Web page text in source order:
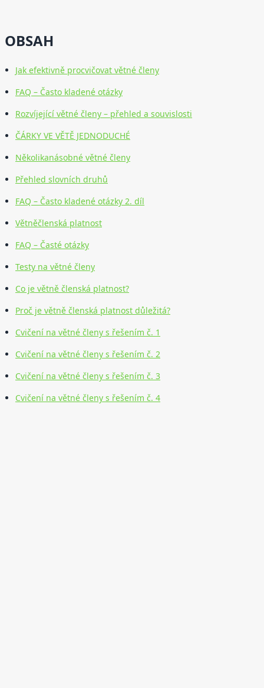
OBSAH
Jak efektivně procvičovat větné členy
FAQ – Často kladené otázky
Rozvíjející větné členy – přehled a souvislosti
ČÁRKY VE VĚTĚ JEDNODUCHÉ
Několikanásobné větné členy
Přehled slovních druhů
FAQ – Často kladené otázky 2. díl
Větněčlenská platnost
FAQ – Časté otázky
Testy na větné členy
Co je větně členská platnost?
Proč je větně členská platnost důležitá?
Cvičení na větné členy s řešením č. 1
Cvičení na větné členy s řešením č. 2
Cvičení na větné členy s řešením č. 3
Cvičení na větné členy s řešením č. 4